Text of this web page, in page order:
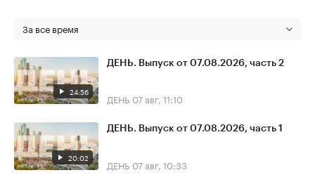
За все время
24:56
ДЕНЬ. Выпуск от 07.08.2026, часть 2
ДЕНЬ 07 авг, 11:10
20:02
ДЕНЬ. Выпуск от 07.08.2026, часть 1
ДЕНЬ 07 авг, 10:33